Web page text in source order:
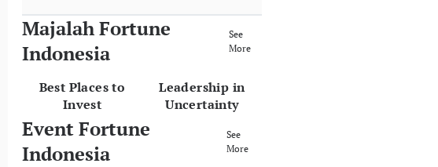
Majalah Fortune
Indonesia
See
More
Best Places to
Invest
Leadership in
Uncertainty
Event Fortune
Indonesia
See
More